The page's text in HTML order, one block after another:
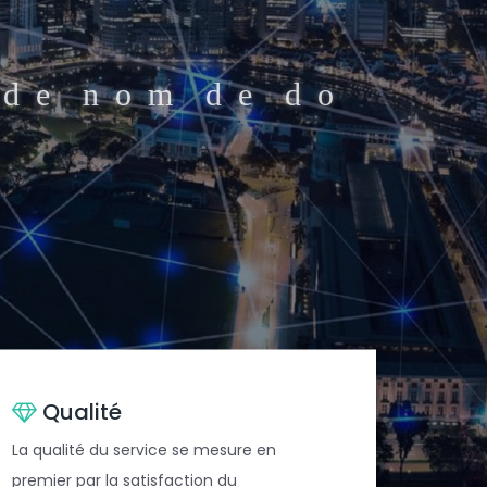
d e n o m d e d o
i l p r o .
.
Qualité
La qualité du service se mesure en
premier par la satisfaction du